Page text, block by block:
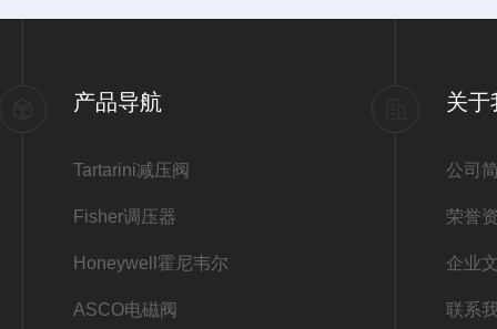
产品导航
Tartarini减压阀
Fisher调压器
Honeywell霍尼韦尔
ASCO电磁阀
关于
公司
荣誉
企业
联系